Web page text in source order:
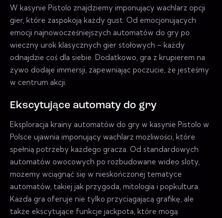
W kasynie Pistolo znajdziemy imponujący wachlarz opcji
gier, które zaspokoją każdy gust. Od emocjonujących
emocji najnowocześniejszych automatów do gry po
wieczny urok klasycznych gier stołowych – każdy
odnajdzie coś dla siebie. Dodatkowo, gra z krupierem na
żywo dodaje immersji, zapewniając poczucie, że jesteśmy
w centrum akcji.
Ekscytujące automaty do gry
Eksploracja krainy automatów do gry w kasynie Pistolo w
Polsce ujawnia imponujący wachlarz możliwości, które
spełnią potrzeby każdego gracza. Od standardowych
automatów owocowych po rozbudowane wideo sloty,
możemy wciągnąć się w nieskończonej tematyce
automatów, takiej jak przygoda, mitologia i popkultura.
Każda gra oferuje nie tylko przyciągającą grafikę, ale
także ekscytujące funkcje jackpota, które mogą